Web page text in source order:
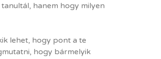
hanem hogy milyen
lehet, hogy pont a te
hogy bármelyik